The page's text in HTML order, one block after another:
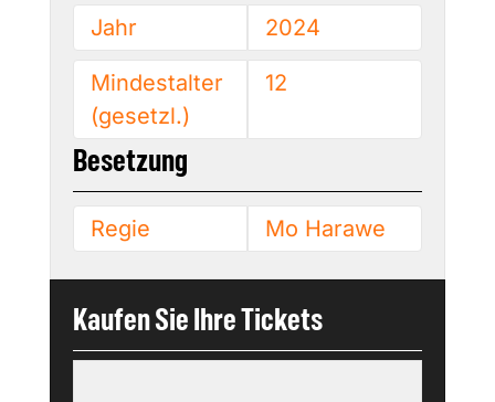
Jahr 2024
Mindestalter
(gesetzl.)
12
Besetzung
Regie Mo Harawe
Kaufen Sie Ihre Tickets